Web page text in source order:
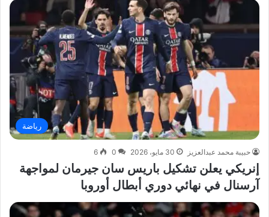
رياضة
حبيبة محمد عبدالعزيز 30 مايو، 2026 0
6
إنريكي يعلن تشكيل باريس سان جيرمان لمواجهة
آرسنال في نهائي دوري أبطال أوروبا